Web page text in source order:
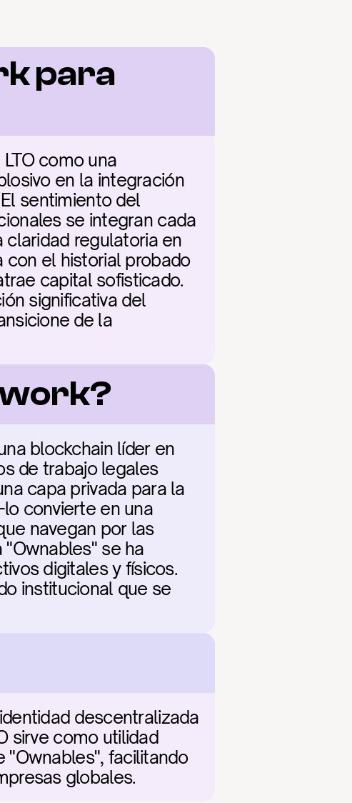
para
como una
en la integración
sentimiento del
se integran cada
claridad regulatoria en
con el historial probado
capital sofisticado.
significativa del
de la
blockchain líder en
de trabajo legales
capa privada para la
convierte en una
navegan por las
"Ownables" se ha
digitales y físicos.
institucional que se
descentralizada
sirve como utilidad
"Ownables", facilitando
globales.